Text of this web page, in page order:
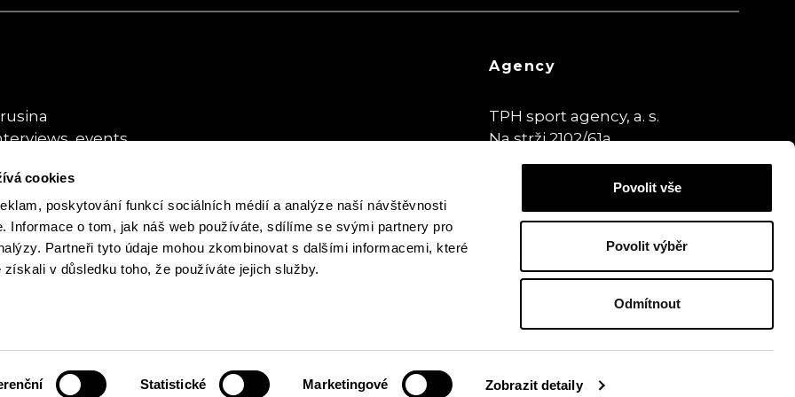
cookies
poskytování funkcí sociálních médií a analýze naší návštěvnosti
Informace o tom, jak náš web používáte, sdílíme se svými partnery pro
Partneři tyto údaje mohou zkombinovat s dalšími informacemi, které
v důsledku toho, že používáte jejich služby.
Statistické Marketingové Zobrazit detaily
Povolit vše
Povolit výběr
Odmítnout
events
Agency
TPH sport agency, a. s.
Na strži 2102/61a
140 00 Praha,
Created byBeneš & Michl